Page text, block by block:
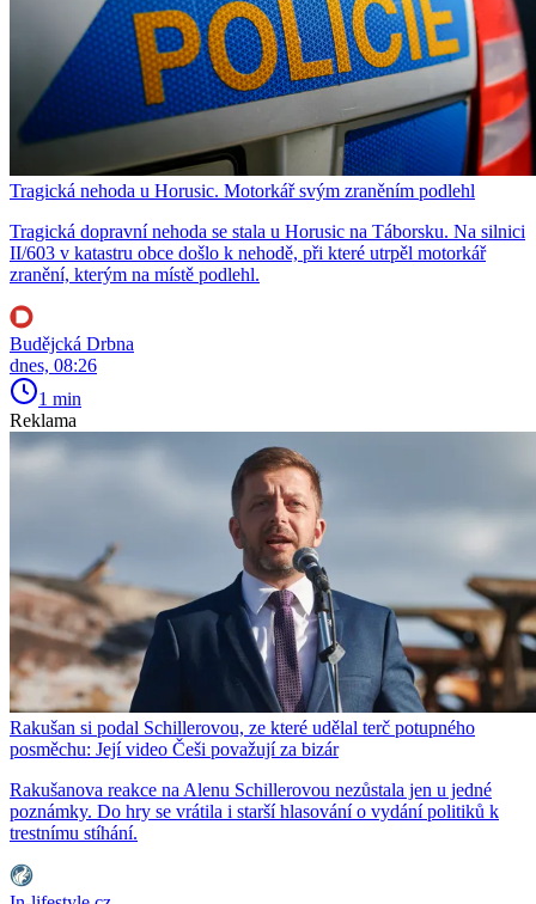
Tragická nehoda u Horusic. Motorkář svým zraněním podlehl
Tragická dopravní nehoda se stala u Horusic na Táborsku. Na silnici
II/603 v katastru obce došlo k nehodě, při které utrpěl motorkář
zranění, kterým na místě podlehl.
Budějcká Drbna
dnes, 08:26
1 min
Reklama
Rakušan si podal Schillerovou, ze které udělal terč potupného
posměchu: Její video Češi považují za bizár
Rakušanova reakce na Alenu Schillerovou nezůstala jen u jedné
poznámky. Do hry se vrátila i starší hlasování o vydání politiků k
trestnímu stíhání.